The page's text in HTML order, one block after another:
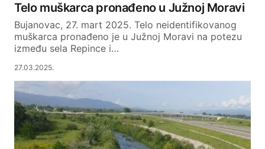
Telo muškarca pronađeno u Južnoj Moravi
Bujanovac, 27. mart 2025. Telo neidentifikovanog
muškarca pronađeno je u Južnoj Moravi na potezu
između sela Repince i…
27.03.2025.